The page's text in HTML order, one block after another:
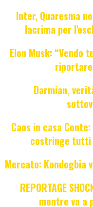
Inter, Quaresma
lacrima per
Elon Musk: “Vendo
Darmian,
Caos in casa
costringe tutti
Mercato:
REPORTAGE
mentre va